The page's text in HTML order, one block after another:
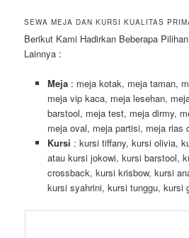
SEWA MEJA DAN KURSI KUALITAS
Berikut Kami Hadirkan Beberapa
Lainnya :
Meja: meja kotak, meja taman,
meja vip kaca, meja lesehan,
barstool, meja test, meja dirmy,
meja oval, meja partisi, meja rias
Kursi : kursi tiffany, kursi olivia,
atau kursi jokowi, kursi barstool,
crossback, kursi krisbow, kursi
kursi syahrini, kursi tunggu, kursi